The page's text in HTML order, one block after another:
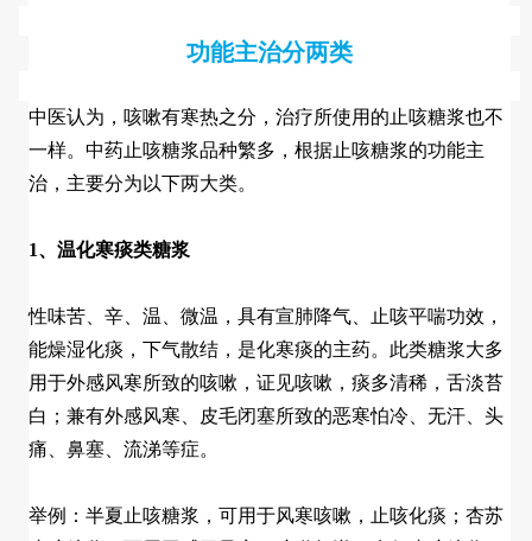
功能主治分两类
中医认为，咳嗽有寒热之分，治疗所使用的止咳糖浆也不
一样。中药止咳糖浆品种繁多，根据止咳糖浆的功能主
治，主要分为以下两大类。
1、温化寒痰类糖浆
性味苦、辛、温、微温，具有宣肺降气、止咳平喘功效，
能燥湿化痰，下气散结，是化寒痰的主药。此类糖浆大多
用于外感风寒所致的咳嗽，证见咳嗽，痰多清稀，舌淡苔
白；兼有外感风寒、皮毛闭塞所致的恶寒怕冷、无汗、头
痛、鼻塞、流涕等症。
举例：半夏止咳糖浆，可用于风寒咳嗽，止咳化痰；杏苏